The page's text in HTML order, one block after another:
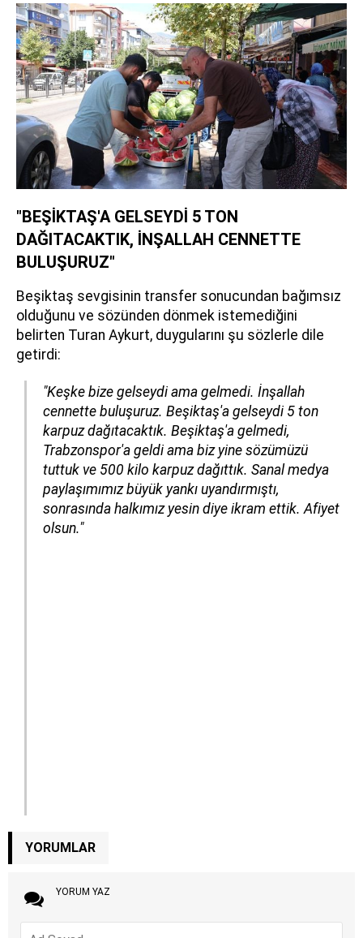
"BEŞİKTAŞ'A GELSEYDİ 5 TON
DAĞITACAKTIK, İNŞALLAH CENNETTE
BULUŞURUZ"
Beşiktaş sevgisinin transfer sonucundan bağımsız
olduğunu ve sözünden dönmek istemediğini
belirten Turan Aykurt, duygularını şu sözlerle dile
getirdi:
"Keşke bize gelseydi ama gelmedi. İnşallah
cennette buluşuruz. Beşiktaş'a gelseydi 5 ton
karpuz dağıtacaktık. Beşiktaş'a gelmedi,
Trabzonspor'a geldi ama biz yine sözümüzü
tuttuk ve 500 kilo karpuz dağıttık. Sanal medya
paylaşımımız büyük yankı uyandırmıştı,
sonrasında halkımız yesin diye ikram ettik. Afiyet
olsun."
YORUMLAR
YORUM YAZ